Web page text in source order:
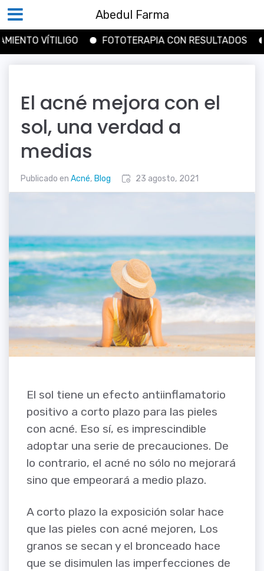
VÍTILIGO FOTOTERAPIA CON RESULTADOS
El acné mejora con el
sol, una verdad a
medias
23 agosto, 2021
Publicado en Acné, Blog
El sol tiene un efecto antiinflamatorio
positivo a corto plazo para las pieles
con acné. Eso sí, es imprescindible
adoptar una serie de precauciones. De
lo contrario, el acné no sólo no mejorará
sino que empeorará a medio plazo.
A corto plazo la exposición solar hace
que las pieles con acné mejoren, Los
granos se secan y el bronceado hace
que se disimulen las imperfecciones de
Abedul Farma